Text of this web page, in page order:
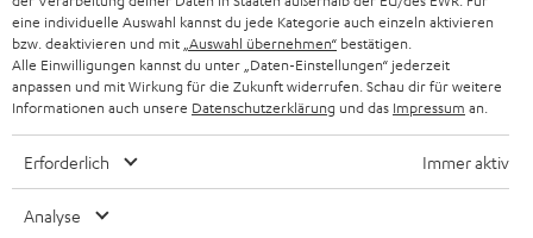
n
e
n
Kontakt
Newsletter
Netiquette
Daten-Einstellungen
Impressum
English
eine individuelle Auswahl kannst du jede Kategorie auch einzeln aktivieren
bzw. deaktivieren und mit „Auswahl übernehmen“ bestätigen.
Alle Einwilligungen kannst du unter „Daten-Einstellungen“ jederzeit
anpassen und mit Wirkung für die Zukunft widerrufen. Schau dir für weitere
Informationen auch unsere Datenschutzerklärung und das Impressum an.
Erforderlich Immer aktiv
Analyse